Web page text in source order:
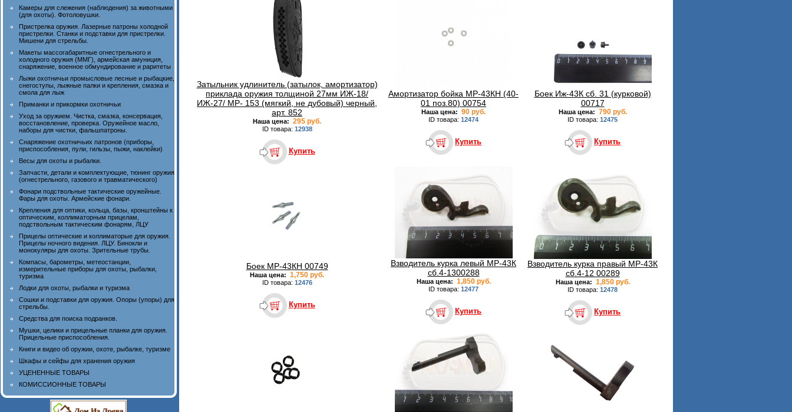
Камеры для слежения (наблюдения) за животными
(для охоты). Фотоловушки.
Пристрелка оружия. Лазерные патроны холодной
пристрелки. Станки и подставки для пристрелки.
Мишени для стрельбы.
Макеты массогабаритные огнестрельного и
холодного оружия (ММГ), армейская амуниция,
снаряжение, военное обмундирование и раритеты
Лыжи охотничьи промысловые лесные и рыбацкие,
снегоступы, лыжные палки и крепления, смазка и
смола для лыж
Приманки и прикормки охотничьи
Уход за оружием. Чистка, смазка, консервация,
восстановление, проверка. Оружейное масло,
наборы для чистки, фальшпатроны.
Снаряжение охотничьих патронов (приборы,
приспособления, пули, гильзы, пыжи, наклейки)
Весы для охоты и рыбалки.
Запчасти, детали и комплектующие, тюнинг оружия
(огнестрельного, газового и травматического)
Фонари подствольные тактические оружейные.
Фары для охоты. Армейские фонари.
Крепления для оптики, кольца, базы, кронштейны к
оптическим, коллиматорным прицелам,
подствольным тактическим фонарям, ЛЦУ
Прицелы оптические и коллиматорые для оружия.
Прицелы ночного видения. ЛЦУ. Бинокли и
монокуляры для охоты. Зрительные трубы.
Компасы, барометры, метеостанции,
измерительные приборы для охоты, рыбалки,
туризма
Лодки для охоты, рыбалки и туризма
Сошки и подставки для оружия. Опоры (упоры) для
стрельбы.
Средства для поиска подранков.
Мушки, целики и прицельные планки для оружия.
Прицельные приспособления.
Книги и видео об оружии, охоте, рыбалке, туризме
Шкафы и сейфы для хранения оружия
УЦЕНЕННЫЕ ТОВАРЫ
КОМИССИОННЫЕ ТОВАРЫ
Затыльник удлинитель (затылок, амортизатор)
приклада оружия толщиной 27мм ИЖ-18/
ИЖ-27/ МР- 153 (мягкий, не дубовый) черный,
арт. 852
Наша цена: 295 руб.
ID товара: 12938
Купить
Амортизатор бойка МР-43КН (40-
01 поз.80) 00754
Наша цена: 90 руб.
ID товара: 12474
Купить
Боек Иж-43К сб. 31 (курковой)
00717
Наша цена: 790 руб.
ID товара: 12475
Купить
Боек МР-43КН 00749
Наша цена: 1,750 руб.
ID товара: 12476
Купить
Взводитель курка левый МР-43К
сб.4-1300288
Наша цена: 1,850 руб.
ID товара: 12477
Купить
Взводитель курка правый МР-43К
сб.4-12 00289
Наша цена: 1,850 руб.
ID товара: 12478
Купить